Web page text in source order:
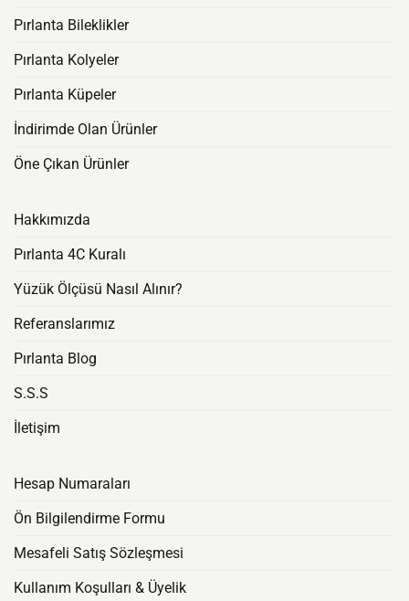
Pırlanta Bileklikler
Pırlanta Kolyeler
Pırlanta Küpeler
İndirimde Olan Ürünler
Öne Çıkan Ürünler
Hakkımızda
Pırlanta 4C Kuralı
Yüzük Ölçüsü Nasıl Alınır?
Referanslarımız
Pırlanta Blog
S.S.S
İletişim
Hesap Numaraları
Ön Bilgilendirme Formu
Mesafeli Satış Sözleşmesi
Kullanım Koşulları & Üyelik